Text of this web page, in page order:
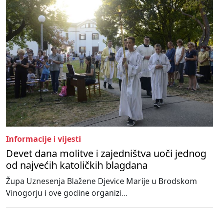
Informacije i vijesti
Devet dana molitve i zajedništva uoči jednog
od najvećih katoličkih blagdana
Župa Uznesenja Blažene Djevice Marije u Brodskom
Vinogorju i ove godine organizi...